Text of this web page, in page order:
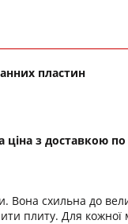
пластин
з доставкою по
Вона схильна до
плиту. Для